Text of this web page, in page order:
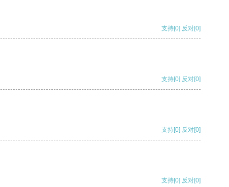
支持[0] 反对[0]
支持[0] 反对[0]
支持[0] 反对[0]
支持[0] 反对[0]